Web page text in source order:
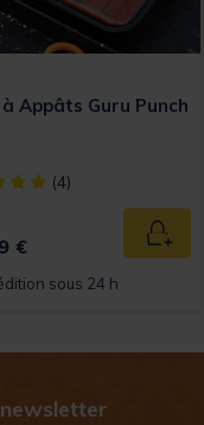
Appâts Guru Punch
Object] out of 5
(4)
€
sous 24 h